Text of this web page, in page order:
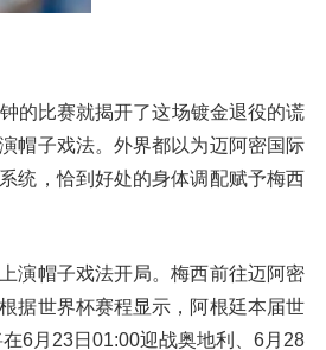
的比赛就揭开了这场镀金退役的谎
帽子戏法。外界都以为迈阿密国际
统，恰到好处的身体调配赋予梅西
演帽子戏法开局。梅西前往迈阿密
据世界杯赛程显示，阿根廷本届世
6月23日01:00迎战奥地利、6月28